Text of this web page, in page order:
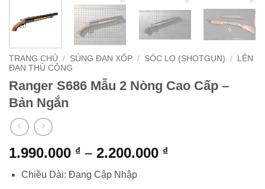
TRANG CHỦ / SÚNG ĐẠN XỐP / SÓC LỌ (SHOTGUN) /
LÊN
ĐẠN THỦ CÔNG
Ranger S686 Mẫu 2 Nòng Cao Cấp –
Bản Ngắn
1.990.000 ₫ – 2.200.000 ₫Khoảng
Chiều Dài: Đang Cập Nhập